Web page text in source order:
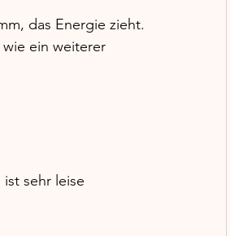
das Energie zieht.
ein weiterer
sehr leise